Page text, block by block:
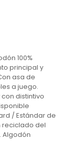
100%
principal y
asa de
a juego.
distintivo
/ Estándar de
reciclado del
Algodón